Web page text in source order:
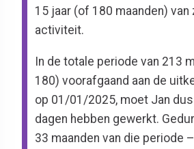
15 jaar (of 180 maanden)
activiteit.
In de totale periode van 213
180) voorafgaand aan de
op 01/01/2025, moet Jan
dagen hebben gewerkt.
33 maanden van die periode